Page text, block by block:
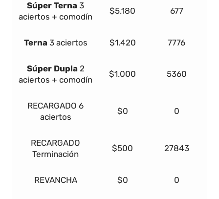
Súper Terna 3
aciertos + comodín
$5.180 677
Terna 3 aciertos $1.420 7776
Súper Dupla 2
aciertos + comodín
$1.000 5360
RECARGADO 6
aciertos
$0 0
RECARGADO
Terminación
$500 27843
REVANCHA $0 0